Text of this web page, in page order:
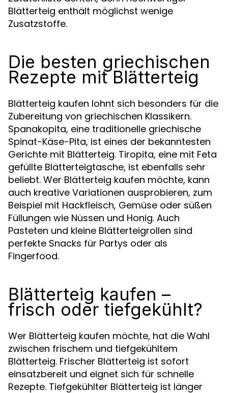
Blätterteig enthält möglichst wenige
Zusatzstoffe.
Die besten griechischen
Rezepte mit Blätterteig
Blätterteig kaufen lohnt sich besonders für die
Zubereitung von griechischen Klassikern.
Spanakopita, eine traditionelle griechische
Spinat-Käse-Pita, ist eines der bekanntesten
Gerichte mit Blätterteig. Tiropita, eine mit Feta
gefüllte Blätterteigtasche, ist ebenfalls sehr
beliebt. Wer Blätterteig kaufen möchte, kann
auch kreative Variationen ausprobieren, zum
Beispiel mit Hackfleisch, Gemüse oder süßen
Füllungen wie Nüssen und Honig. Auch
Pasteten und kleine Blätterteigrollen sind
perfekte Snacks für Partys oder als
Fingerfood.
Blätterteig kaufen –
frisch oder tiefgekühlt?
Wer Blätterteig kaufen möchte, hat die Wahl
zwischen frischem und tiefgekühltem
Blätterteig. Frischer Blätterteig ist sofort
einsatzbereit und eignet sich für schnelle
Rezepte. Tiefgekühlter Blätterteig ist länger